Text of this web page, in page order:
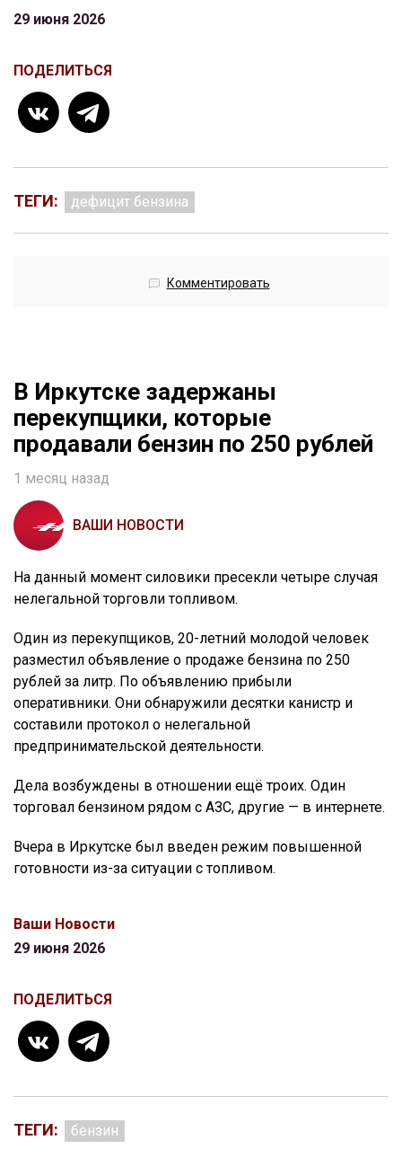
29 июня 2026
ПОДЕЛИТЬСЯ
ТЕГИ: дефицит бензина
Комментировать
В Иркутске задержаны
перекупщики, которые
продавали бензин по 250 рублей
1 месяц назад
ВАШИ НОВОСТИ
На данный момент силовики пресекли четыре случая
нелегальной торговли топливом.
Один из перекупщиков, 20-летний молодой человек
разместил объявление о продаже бензина по 250
рублей за литр. По объявлению прибыли
оперативники. Они обнаружили десятки канистр и
составили протокол о нелегальной
предпринимательской деятельности.
Дела возбуждены в отношении ещё троих. Один
торговал бензином рядом с АЗС, другие — в интернете.
Вчера в Иркутске был введен режим повышенной
готовности из-за ситуации с топливом.
Ваши Новости
29 июня 2026
ПОДЕЛИТЬСЯ
ТЕГИ: бензин